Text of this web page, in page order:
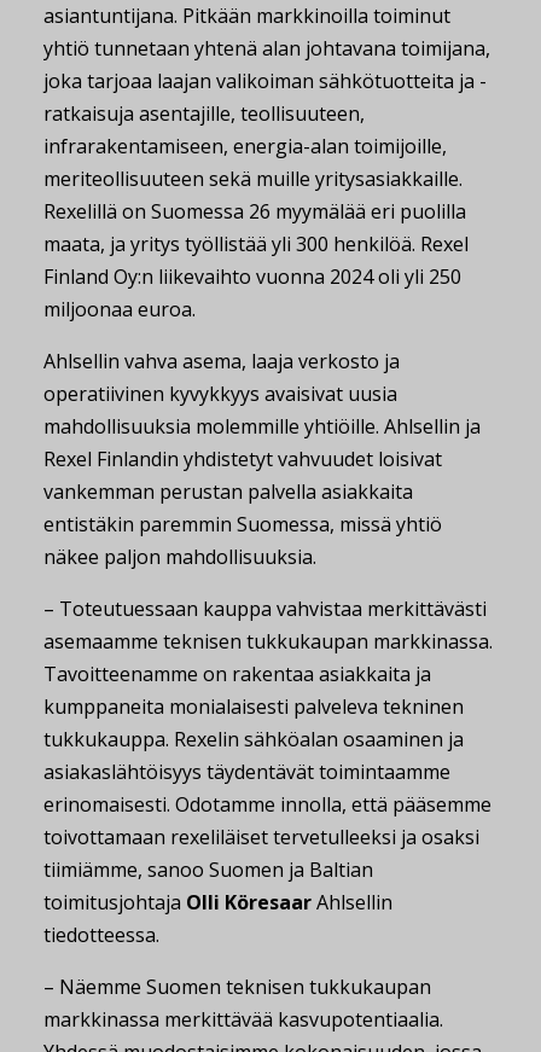
asiantuntijana. Pitkään markkinoilla toiminut
yhtiö tunnetaan yhtenä alan johtavana toimijana,
joka tarjoaa laajan valikoiman sähkötuotteita ja -
ratkaisuja asentajille, teollisuuteen,
infrarakentamiseen, energia-alan toimijoille,
meriteollisuuteen sekä muille yritysasiakkaille.
Rexelillä on Suomessa 26 myymälää eri puolilla
maata, ja yritys työllistää yli 300 henkilöä. Rexel
Finland Oy:n liikevaihto vuonna 2024 oli yli 250
miljoonaa euroa.
Ahlsellin vahva asema, laaja verkosto ja
operatiivinen kyvykkyys avaisivat uusia
mahdollisuuksia molemmille yhtiöille. Ahlsellin ja
Rexel Finlandin yhdistetyt vahvuudet loisivat
vankemman perustan palvella asiakkaita
entistäkin paremmin Suomessa, missä yhtiö
näkee paljon mahdollisuuksia.
– Toteutuessaan kauppa vahvistaa merkittävästi
asemaamme teknisen tukkukaupan markkinassa.
Tavoitteenamme on rakentaa asiakkaita ja
kumppaneita monialaisesti palveleva tekninen
tukkukauppa. Rexelin sähköalan osaaminen ja
asiakaslähtöisyys täydentävät toimintaamme
erinomaisesti. Odotamme innolla, että pääsemme
toivottamaan rexeliläiset tervetulleeksi ja osaksi
tiimiämme, sanoo Suomen ja Baltian
toimitusjohtaja Olli KöresaarAhlsellin
tiedotteessa.
– Näemme Suomen teknisen tukkukaupan
markkinassa merkittävää kasvupotentiaalia.